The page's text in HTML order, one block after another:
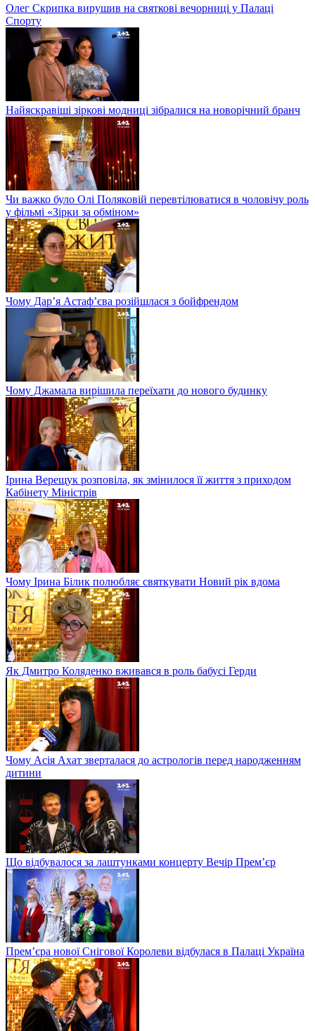
Олег Скрипка вирушив на святкові вечорниці у Палаці
Спорту
Найяскравіші зіркові модниці зібралися на новорічний бранч
Чи важко було Олі Поляковій перевтілюватися в чоловічу роль
у фільмі «Зірки за обміном»
Чому Дар’я Астаф’єва розійшлася з бойфрендом
Чому Джамала вирішила переїхати до нового будинку
Ірина Верещук розповіла, як змінилося її життя з приходом
Кабінету Міністрів
Чому Ірина Білик полюбляє святкувати Новий рік вдома
Як Дмитро Коляденко вживався в роль бабусі Герди
Чому Асія Ахат зверталася до астрологів перед народженням
дитини
Що відбувалося за лаштунками концерту Вечір Прем’єр
Прем’єра нової Снігової Королеви відбулася в Палаці Україна